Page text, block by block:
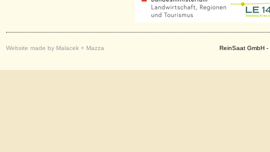
Website made by Malacek + Mazza ReinSaat GmbH